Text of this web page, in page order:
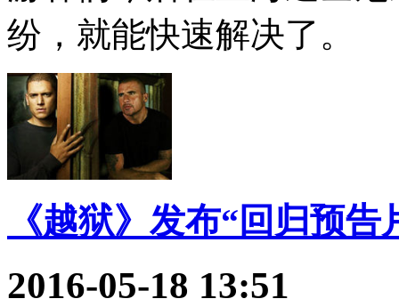
纷，就能快速解决了。
《越狱》发布“回归预告
2016-05-18 13:51